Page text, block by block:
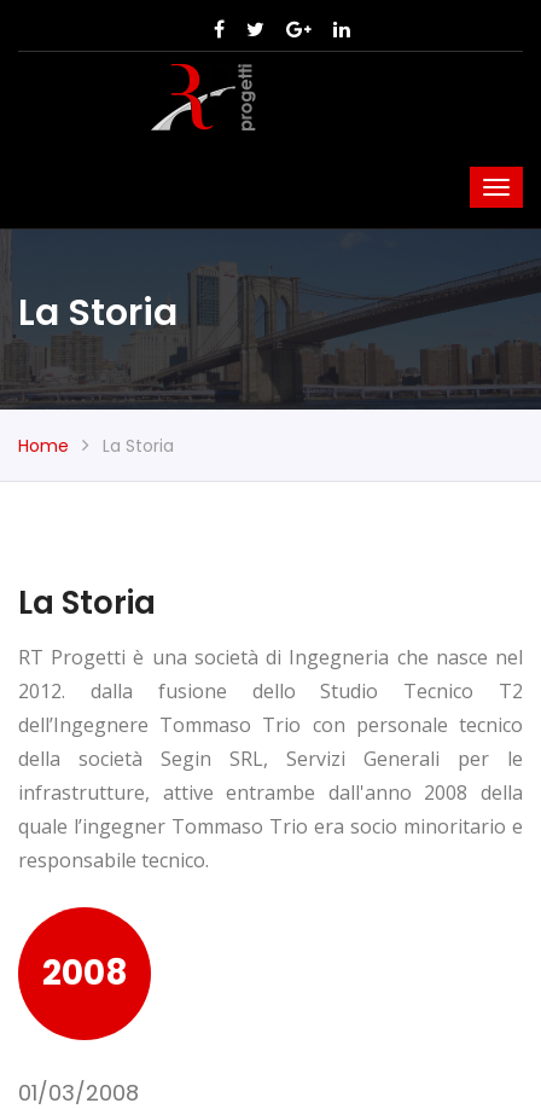
La Storia
Home La Storia
La Storia
RT Progetti è una società di Ingegneria che nasce nel
2012. dalla fusione dello Studio Tecnico T2
dell’Ingegnere Tommaso Trio con personale tecnico
della società Segin SRL, Servizi Generali per le
infrastrutture, attive entrambe dall'anno 2008 della
quale l’ingegner Tommaso Trio era socio minoritario e
responsabile tecnico.
2008
01/03/2008